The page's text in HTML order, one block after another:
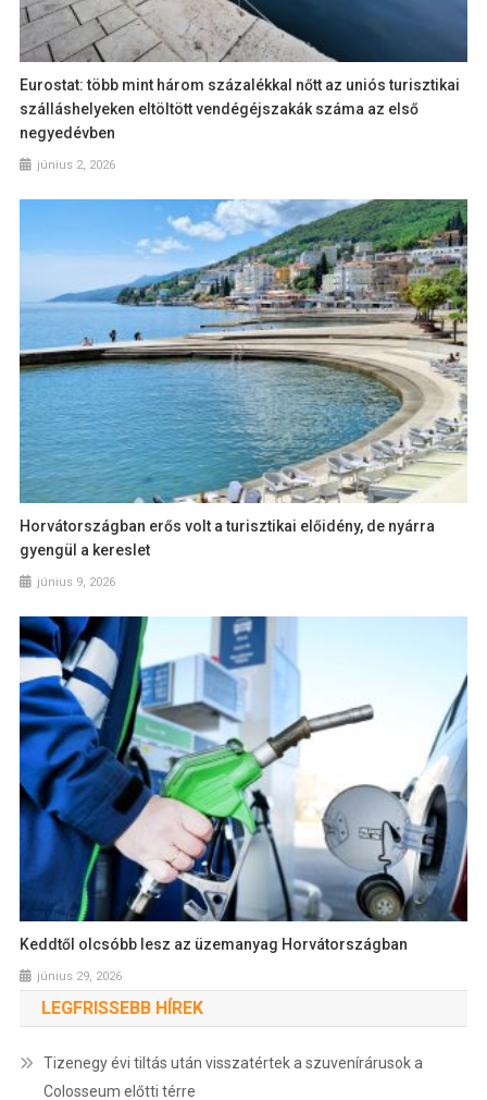
Eurostat: több mint három százalékkal nőtt az uniós turisztikai
szálláshelyeken eltöltött vendégéjszakák száma az első
negyedévben
június 2, 2026
Horvátországban erős volt a turisztikai előidény, de nyárra
gyengül a kereslet
június 9, 2026
Keddtől olcsóbb lesz az üzemanyag Horvátországban
június 29, 2026
LEGFRISSEBB HÍREK
Tizenegy évi tiltás után visszatértek a szuvenírárusok a
Colosseum előtti térre